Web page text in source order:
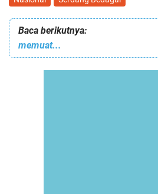
Baca berikutnya:
memuat...